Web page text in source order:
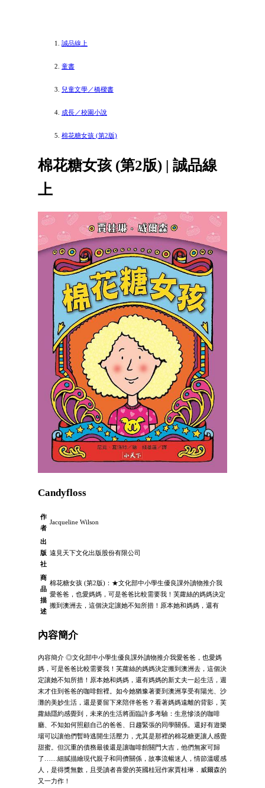
誠品線上
童書
兒童文學／橋樑書
成長／校園小說
棉花糖女孩 (第2版)
棉花糖女孩 (第2版) | 誠品線
上
Candyfloss
作
者
Jacqueline Wilson
出
版
社
遠見天下文化出版股份有限公司
商
品
描
述
棉花糖女孩 (第2版)：★文化部中小學生優良課外讀物推介我
愛爸爸，也愛媽媽，可是爸爸比較需要我！芙蘿絲的媽媽決定
搬到澳洲去，這個決定讓她不知所措！原本她和媽媽，還有
內容簡介
內容簡介 ◎文化部中小學生優良課外讀物推介我愛爸爸，也愛媽
媽，可是爸爸比較需要我！芙蘿絲的媽媽決定搬到澳洲去，這個決
定讓她不知所措！原本她和媽媽，還有媽媽的新丈夫一起生活，週
末才住到爸爸的咖啡館裡。如今她猶豫著要到澳洲享受有陽光、沙
灘的美妙生活，還是要留下來陪伴爸爸？看著媽媽遠離的背影，芙
蘿絲隱約感覺到，未來的生活將面臨許多考驗：生意慘淡的咖啡
廳、不知如何照顧自己的爸爸、日趨緊張的同學關係。還好有遊樂
場可以讓他們暫時逃開生活壓力，尤其是那裡的棉花糖更讓人感覺
甜蜜。但沉重的債務最後還是讓咖啡館關門大吉，他們無家可歸
了……細膩描繪現代親子和同儕關係，故事流暢迷人，情節溫暖感
人，是得獎無數，且受讀者喜愛的英國桂冠作家賈桂琳．威爾森的
又一力作！